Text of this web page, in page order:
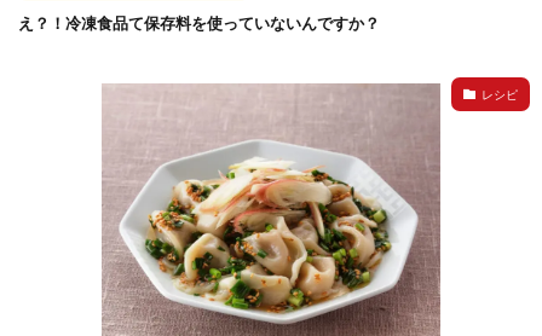
え？！冷凍食品て保存料を使っていないんですか？
レシピ